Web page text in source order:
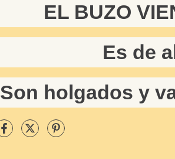
EL BUZO
Es de
Son holgados y